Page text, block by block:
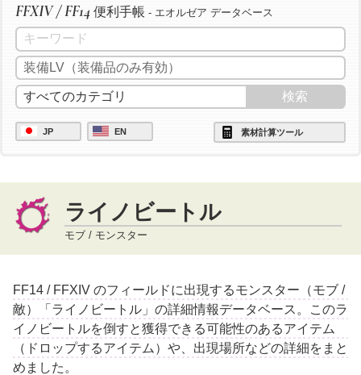
FFXIV / FF14 便利手帳 - エオルゼア データベース
JP EN 素材計算ツール
ライノビートル
モブ / モンスター
FF14 / FFXIV のフィールドに出現するモンスター（モブ /
敵）「ライノビートル」の詳細情報データベース。このラ
イノビートルを倒すと獲得できる可能性のあるアイテム
（ドロップするアイテム）や、出現場所などの詳細をまと
めました。